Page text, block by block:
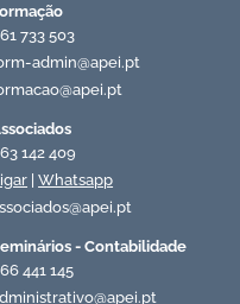
733 503
admin@apei.pt
142 409
|Whatsapp
- Contabilidade
441 145